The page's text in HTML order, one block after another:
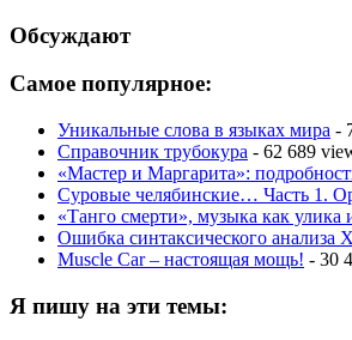
Обсуждают
Самое популярное:
Уникальные слова в языках мира -
Справочник трубокура - 62 689
«Мастер и Маргарита»:
Суровые челябинские… Часть 1.
«Танго смерти», музыка как
Ошибка синтаксического анализа
Muscle Car – настоящая мощь! - 30
Я пишу на эти темы: